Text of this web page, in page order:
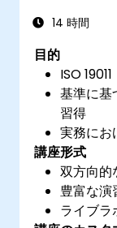
14 時間
目的
ISO
基準に基
習得
実務にお
講座形式
双方向的
豊富な演
ライブラ